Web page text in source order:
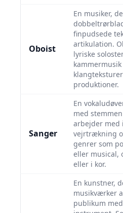
Oboist
En musiker,
finpudsede
artikulation.
lyriske
produktioner.
Sanger
En
med
arbejder med
vejrtrækning
genrer som
eller musical,
eller i kor.
En kunstner,
musikværker
publikum